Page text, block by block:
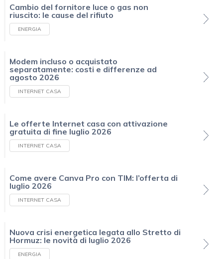
Cambio del fornitore luce o gas non
riuscito: le cause del rifiuto
ENERGIA
Modem incluso o acquistato
separatamente: costi e differenze ad
agosto 2026
INTERNET CASA
Le offerte Internet casa con attivazione
gratuita di fine luglio 2026
INTERNET CASA
Come avere Canva Pro con TIM: l’offerta di
luglio 2026
INTERNET CASA
Nuova crisi energetica legata allo Stretto di
Hormuz: le novità di luglio 2026
ENERGIA